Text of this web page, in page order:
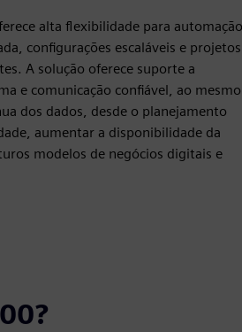
alta flexibilidade para automação
configurações escaláveis e projetos
A solução oferece suporte a
e comunicação confiável, ao mesmo
dos dados, desde o planejamento
aumentar a disponibilidade da
modelos de negócios digitais e